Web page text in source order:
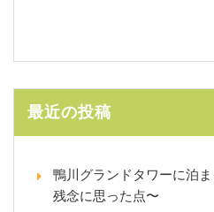
最近の投稿
鴨川グランドタワーに泊
残念に思った点〜